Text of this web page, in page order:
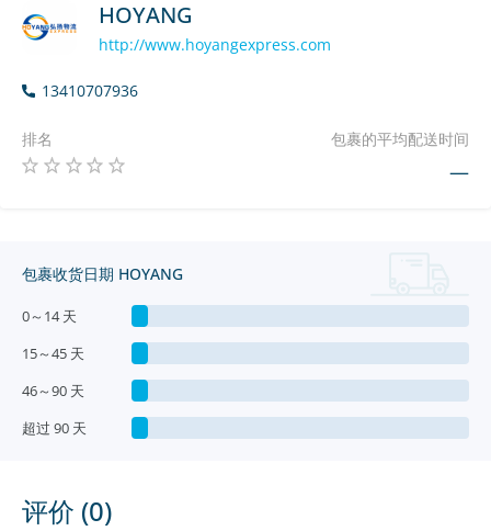
HOYANG
http://www.hoyangexpress.com
13410707936
排名 包裹的平均配送时间
—
包裹收货日期 HOYANG
0～14 天
15～45 天
46～90 天
超过 90 天
评价 (0)